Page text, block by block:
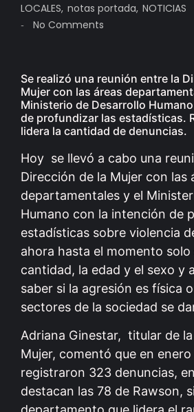
LOCALES, notas portada, NOTICIAS
- No Comments
Se realizó una reunión entre la
Mujer con las áreas
Ministerio de Desarrollo
de profundizar las estadísticas.
lidera la cantidad de denuncias.
Hoy se llevó a cabo una
Dirección de la Mujer con las
departamentales y el
Humano con la intención de
estadísticas sobre violencia
ahora hasta el momento solo
cantidad, la edad y el sexo y
saber si la agresión es física
sectores de la sociedad se
Adriana Ginestar, titular de
Mujer, comentó que en enero
registraron 323 denuncias,
destacan las 78 de Rawson,